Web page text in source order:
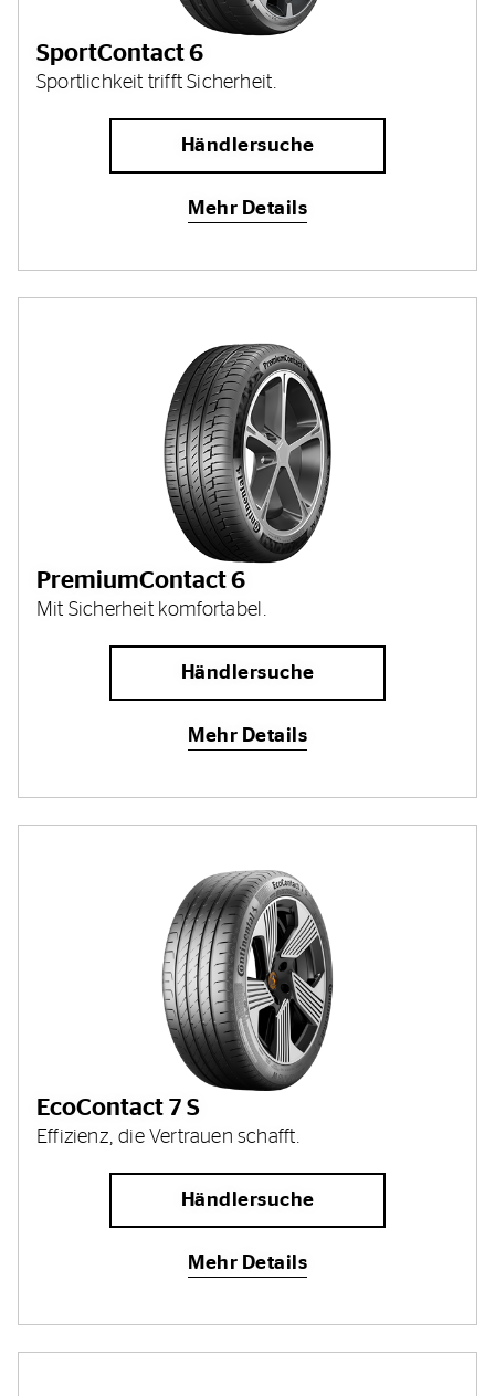
SportContact 6
Sportlichkeit trifft Sicherheit.
Händlersuche
Mehr Details
PremiumContact 6
Mit Sicherheit komfortabel.
Händlersuche
Mehr Details
EcoContact 7 S
Effizienz, die Vertrauen schafft.
Händlersuche
Mehr Details